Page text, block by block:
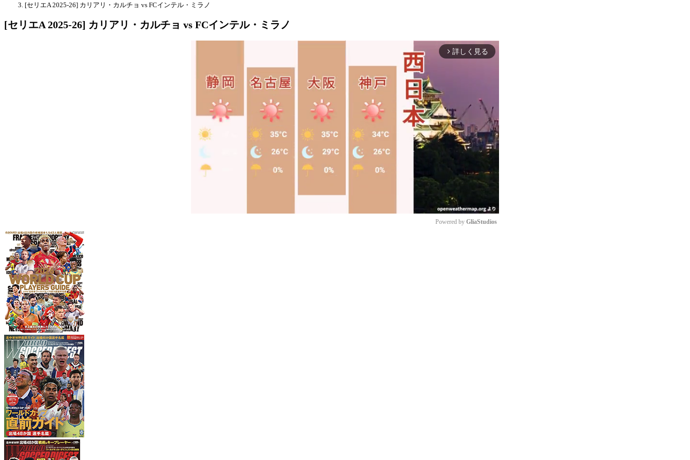
[セリエA 2025-26] カリアリ・カルチョ vs FCインテル・ミラノ
[セリエA 2025-26] カリアリ・カルチョ vs FCインテル・ミラノ
arrow_forward_ios 詳しく見る
Powered by GliaStudios